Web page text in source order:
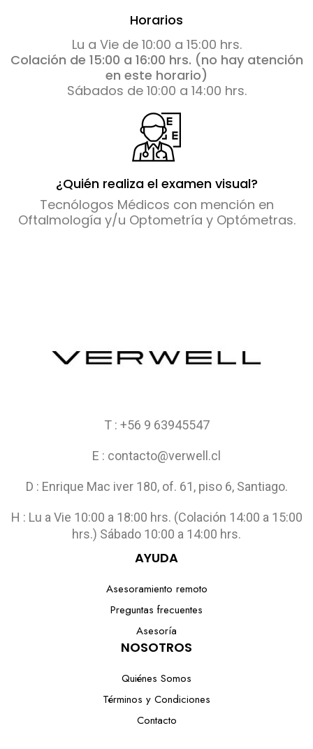
Horarios
Lu a Vie de 10:00 a 15:00 hrs.
Colación de 15:00 a 16:00 hrs. (no hay atención
en este horario)
Sábados de 10:00 a 14:00 hrs.
¿Quién realiza el examen visual?
Tecnólogos Médicos con mención en
Oftalmología y/u Optometría y Optómetras.
T : +56 9 63945547
E : contacto@verwell.cl
D : Enrique Mac iver 180, of. 61, piso 6, Santiago.
H : Lu a Vie 10:00 a 18:00 hrs. (Colación 14:00 a 15:00
hrs.) Sábado 10:00 a 14:00 hrs.
AYUDA
Asesoramiento remoto
Preguntas frecuentes
Asesoría
NOSOTROS
Quiénes Somos
Términos y Condiciones
Contacto